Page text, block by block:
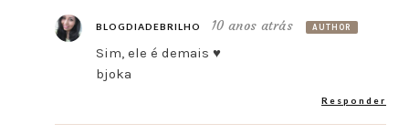
BLOGDIADEBRILHO 10 anos atrás AUTHOR
Sim, ele é demais ♥
bjoka
Responder